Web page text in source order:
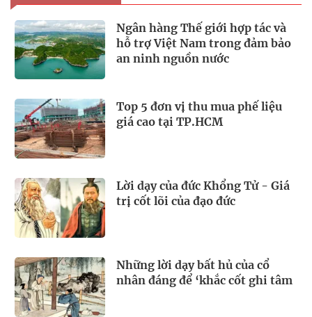
Ngân hàng Thế giới hợp tác và
hỗ trợ Việt Nam trong đảm bảo
an ninh nguồn nước
Top 5 đơn vị thu mua phế liệu
giá cao tại TP.HCM
Lời dạy của đức Khổng Tử - Giá
trị cốt lõi của đạo đức
Những lời dạy bất hủ của cổ
nhân đáng để ‘khắc cốt ghi tâm